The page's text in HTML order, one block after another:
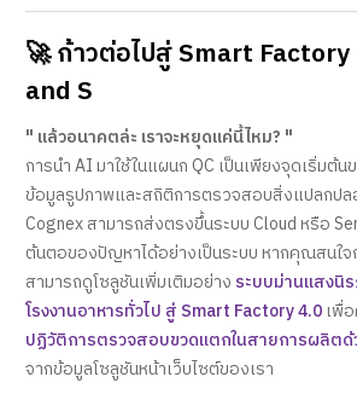
🚀 ก้าวต่อไปสู่ Smart
and S
" แล้วอนาคตล่ะ เราจะหยุดแค่นี้ไหม? "
การนำ AI มาใช้ในแผนก QC เป็นเพียงจุดเริ่มต้
ข้อมูลรูปภาพและสถิติการตรวจสอบสิ่งแปลกป
Cognex สามารถส่งตรงขึ้นระบบ Cloud หรือ
ต้นตอของปัญหาได้อย่างเป็นระบบ หากคุณสนใจ
สามารถดูโซลูชันเพิ่มเติมอย่าง ระบบม่านแสงนิ
โรงงานอาหารทั่วไป สู่ Smart Factory 4.0เพื่
ปฏิวัติการตรวจสอบขวดแตกในสายการผลิตด้
จากข้อมูลโซลูชันหน้าเว็บไซต์ของเรา